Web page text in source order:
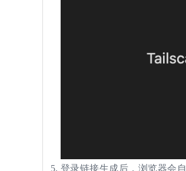
登录链接生成后，浏览器会